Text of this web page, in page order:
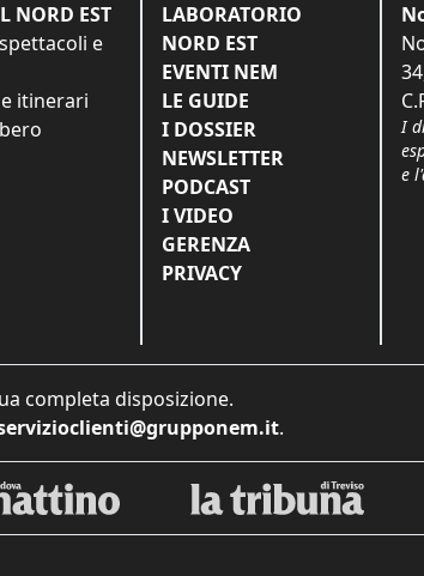
NORD EST
e
itinerari
LABORATORIO
NORD EST
EVENTI NEM
LE GUIDE
I DOSSIER
NEWSLETTER
PODCAST
I VIDEO
GERENZA
PRIVACY
I
e
completa disposizione.
.